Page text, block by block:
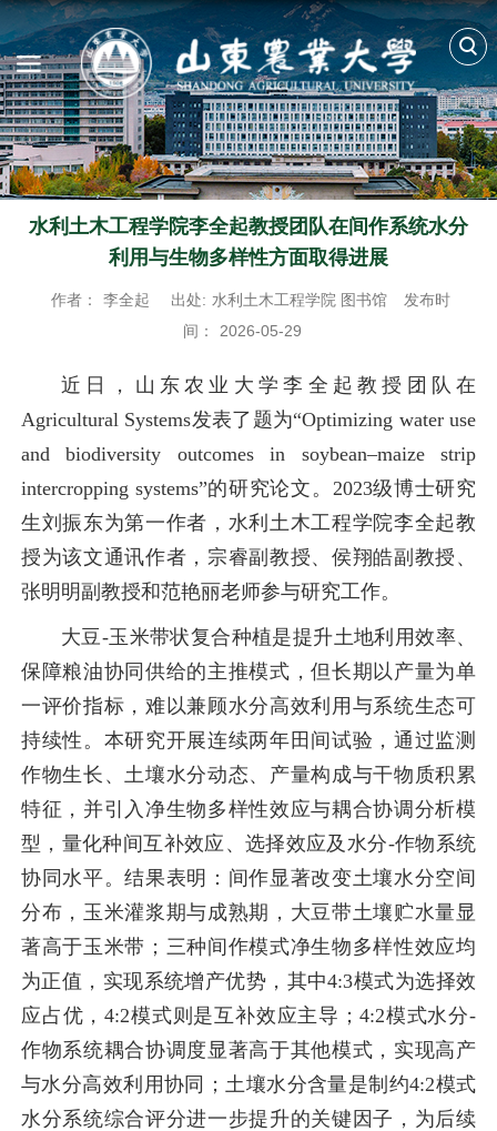
水利土木工程学院李全起教授团队在间作系统水分
利用与生物多样性方面取得进展
作者： 李全起 出处: 水利土木工程学院 图书馆
发布时
间：
2026-05-29
近日，山东农业大学李全起教授团队在
Agricultural Systems发表了题为“Optimizing water use
and biodiversity outcomes in soybean–maize strip
intercropping systems”的研究论文。2023级博士研究
生刘振东为第一作者，水利土木工程学院李全起教
授为该文通讯作者，宗睿副教授、侯翔皓副教授、
张明明副教授和范艳丽老师参与研究工作。
大豆-玉米带状复合种植是提升土地利用效率、
保障粮油协同供给的主推模式，但长期以产量为单
一评价指标，难以兼顾水分高效利用与系统生态可
持续性。本研究开展连续两年田间试验，通过监测
作物生长、土壤水分动态、产量构成与干物质积累
特征，并引入净生物多样性效应与耦合协调分析模
型，量化种间互补效应、选择效应及水分-作物系统
协同水平。结果表明：间作显著改变土壤水分空间
分布，玉米灌浆期与成熟期，大豆带土壤贮水量显
著高于玉米带；三种间作模式净生物多样性效应均
为正值，实现系统增产优势，其中4:3模式为选择效
应占优，4:2模式则是互补效应主导；4:2模式水分-
作物系统耦合协调度显著高于其他模式，实现高产
与水分高效利用协同；土壤水分含量是制约4:2模式
水分系统综合评分进一步提升的关键因子，为后续